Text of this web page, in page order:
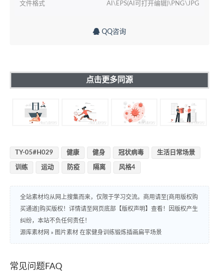
文件格式 AI\EPS(AI可打开编辑)\PNG\JPG
QQ咨询
点击更多同源
TY-05#H029 健康 健身 冠状病毒 生活日常场景
训练 运动 防疫 隔离 风格4
全站素材均从网上搜集而来，仅限于学习交流。商用请至[商用版权购
买通道]购买版权！详情请至网页底部【版权声明】查看！因版权产生
纠纷，本站不负任何责任！
源库素材网 » 图片素材 在家健身训练锻炼插画扁平场景
常见问题FAQ